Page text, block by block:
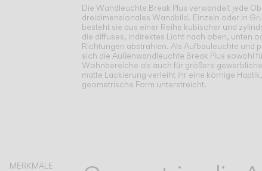
Die Wandleuchte Break Plus verwandelt jede
dreidimensionales Wandbild. Einzeln oder in
besteht sie aus einer Reihe kubischer und
die diffuses, indirektes Licht nach oben, unten
Richtungen abstrahlen. Als Aufbauleuchte und
sich die Außenwandleuchte Break Plus sowohl
Wohnbereiche als auch für größere
matte Lackierung verleiht ihr eine körnige
geometrische Form unterstreicht.
MERKMALE